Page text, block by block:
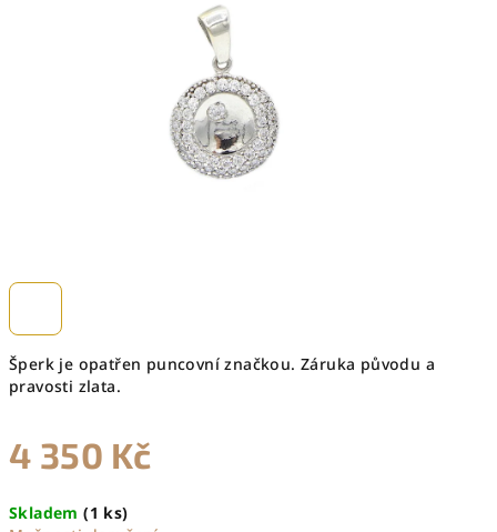
Šperk je opatřen puncovní značkou. Záruka původu a
pravosti zlata.
4 350 Kč
cena:
Skladem(1 ks)